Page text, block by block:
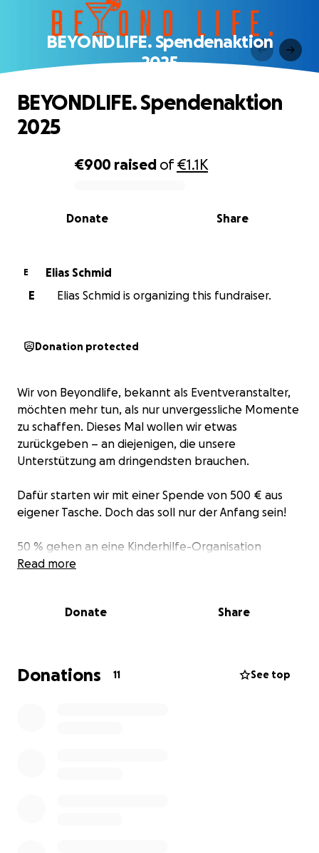
BEYONDLIFE. Spendenaktion
2025
0% complete
€900 raised of€1.1K
Share
Donate
BEYONDLIFE. Spendenaktion
2025
E
Elias Schmid
E
Elias Schmid is organizing this fundraiser.
Donation protected
Wir von Beyondlife, bekannt als Eventveranstalter,
möchten mehr tun, als nur unvergessliche Momente
zu schaffen. Dieses Mal wollen wir etwas
zurückgeben – an diejenigen, die unsere
Unterstützung am dringendsten brauchen.
Dafür starten wir mit einer Spende von 500 € aus
eigener Tasche. Doch das soll nur der Anfang sein!
50 % gehen an eine Kinderhilfe-Organisation
50 % gehen an ein regionales Tierheim
welche Organisationen die Spenden direkt erhalten
Jeder Beitrag – egal ob groß oder klein – macht
Read more
Donate Share
Donations 11 See top